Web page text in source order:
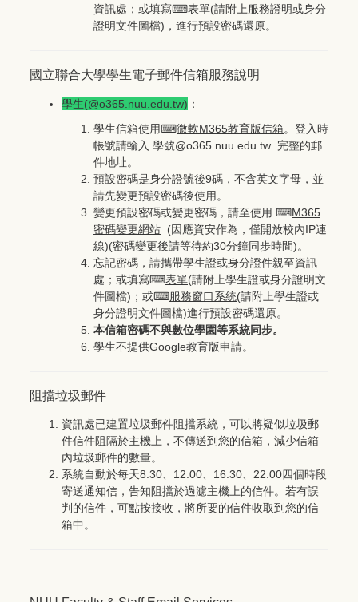
資訊處；或填寫⌨表單(請附上服務證明或身分
證明文件圖檔)，進行預設密碼還原。
國立聯合大學學生電子郵件信箱服務說明
學生(@o365.nuu.edu.tw) ：
學生信箱使用⌨微軟M365教育版信箱。登入時
帳號請輸入 學號@o365.nuu.edu.tw 完整的郵
件地址。
預設密碼是身分證號後9碼，不含英文字母，並
請先變更預設密碼後使用。
變更預設密碼或變更密碼，請至使用 ⌨M365
密碼變更網站 (因應資安作為，僅開放校內IP連
線)(密碼變更後請等待約30分鐘同步時間)。
忘記密碼，請攜帶學生證或身分證件親至資訊
處；或填寫⌨表單(請附上學生證或身分證明文
件圖檔)；或⌨服務窗口系統(請附上學生證或
身分證明文件圖檔)進行預設密碼還原。
本信箱密碼不與數位學園等系統同步。
學生不提供Google教育版申請。
阻擋垃圾郵件
資訊處已建置垃圾郵件阻擋系統，可以將疑似垃圾郵
件信件阻隔於主機上，不傳送到您的信箱，減少信箱
內垃圾郵件的數量。
系統自動於每天8:30、12:00、16:30、22:00四個時段
寄送通知信，告知阻擋於過濾主機上的信件。若有誤
判的信件，可點按接收，將所要的信件收取到您的信
箱中。